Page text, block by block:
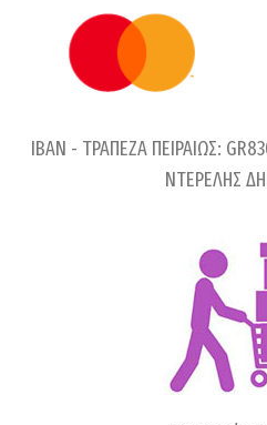
IBAN - ΤΡΑΠΕΖΑ ΠΕΙΡΑΙΩΣ:
ΝΤΕΡΕΛΗΣ